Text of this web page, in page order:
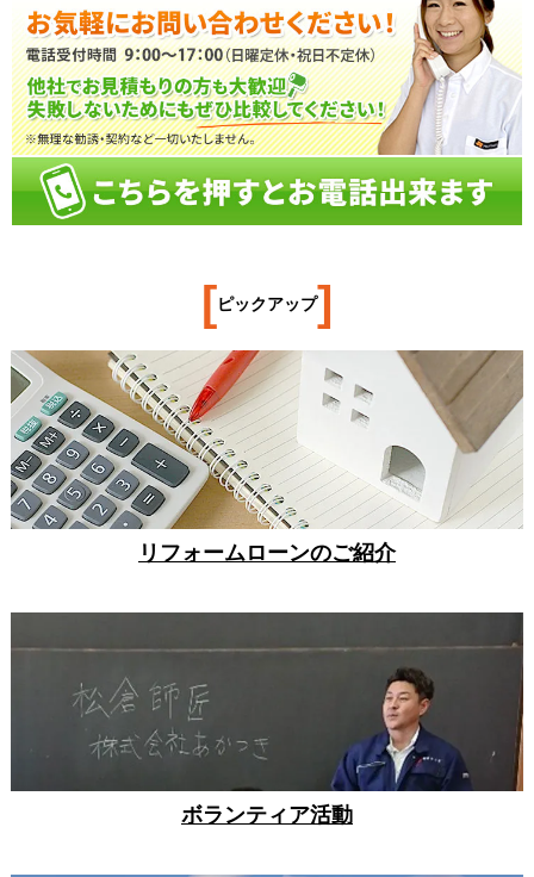
[ピックアップ]
リフォームローンのご紹介
ボランティア活動